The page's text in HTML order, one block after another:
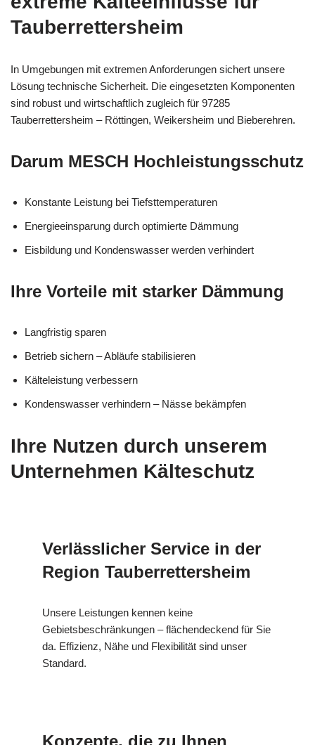
Tauberrettersheim
In Umgebungen mit extremen Anforderungen sichert unsere
Lösung technische Sicherheit. Die eingesetzten Komponenten
sind robust und wirtschaftlich zugleich für 97285
Tauberrettersheim – Röttingen, Weikersheim und Bieberehren.
Darum MESCH Hochleistungsschutz
Konstante Leistung bei Tiefsttemperaturen
Energieeinsparung durch optimierte Dämmung
Eisbildung und Kondenswasser werden verhindert
Ihre Vorteile mit starker Dämmung
Langfristig sparen
Betrieb sichern – Abläufe stabilisieren
Kälteleistung verbessern
Kondenswasser verhindern – Nässe bekämpfen
Ihre Nutzen durch unserem
Unternehmen Kälteschutz
Verlässlicher Service in der
Region Tauberrettersheim
Unsere Leistungen kennen keine
Gebietsbeschränkungen – flächendeckend für Sie
da. Effizienz, Nähe und Flexibilität sind unser
Standard.
Konzepte, die zu Ihnen